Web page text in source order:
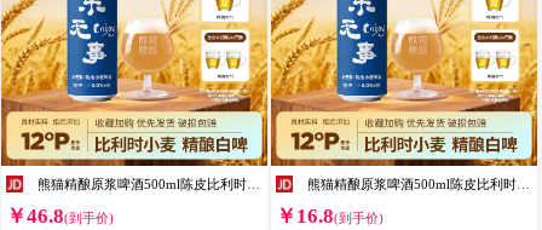
￥46.8(到手价) ￥16.8(到手价)